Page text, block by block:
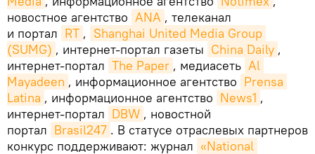
новостное агентство ANA , телеканал
и портал RT , Shanghai United Media Group
(SUMG) , интернет-портал газеты China Daily ,
интернет-портал The Paper , медиасеть Al
Mayadeen , информационное агентство Prensa
Latina , информационное агентство News1 ,
интернет-портал DBW , новостной
портал Brasil247 . В статусе отраслевых партнеров
конкурс поддерживают: журнал «National